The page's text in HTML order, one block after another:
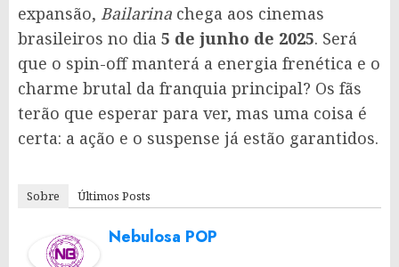
expansão, Bailarina chega aos cinemas
brasileiros no dia 5 de junho de 2025. Será
que o spin-off manterá a energia frenética e o
charme brutal da franquia principal? Os fãs
terão que esperar para ver, mas uma coisa é
certa: a ação e o suspense já estão garantidos.
Sobre Últimos Posts
Nebulosa POP